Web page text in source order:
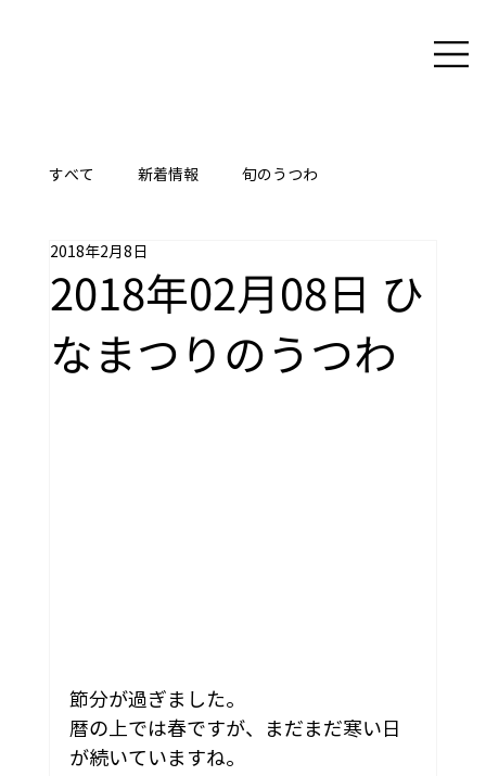
すべて 新着情報 旬のうつわ
ここに技あり
2018年02月08日 ひ
なまつりのうつわ
2018年2月8日
節分が過ぎました。
暦の上では春ですが、まだまだ寒い日
が続いていますね。